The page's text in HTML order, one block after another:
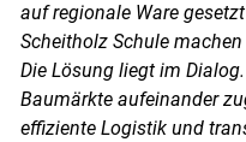
auf regionale Ware
Scheitholz Schule machen
Die Lösung liegt im
Baumärkte aufeinander
effiziente Logistik und